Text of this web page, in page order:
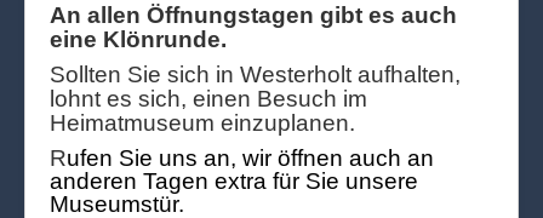
An allen Öffnungstagen gibt es auch
eine Klönrunde.
Sollten Sie sich in Westerholt aufhalten,
lohnt es sich, einen Besuch im
Heimatmuseum einzuplanen.
Rufen Sie uns an, wir öffnen auch an
anderen Tagen extra für Sie unsere
Museumstür.